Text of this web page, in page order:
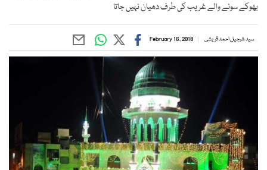
بھوکے سونے والے غریب کی طرف دھیان نہیں جاتا
سید شرجیل احمد قریشی February 16, 2018